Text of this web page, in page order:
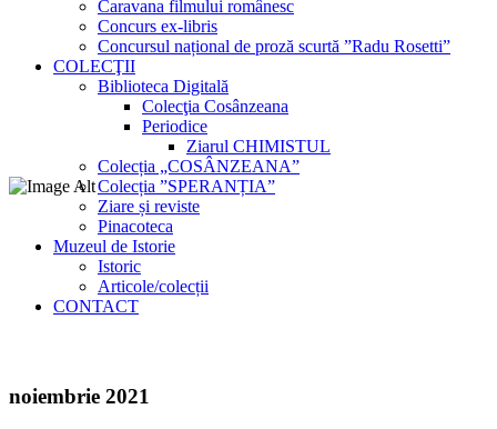
Caravana filmului românesc
Concurs ex-libris
Concursul național de proză scurtă ”Radu Rosetti”
COLECŢII
Biblioteca Digitală
Colecţia Cosânzeana
Periodice
Ziarul CHIMISTUL
Colecția „COSÂNZEANA”
Colecția ”SPERANȚIA”
Ziare și reviste
Pinacoteca
Muzeul de Istorie
Istoric
Articole/colecții
CONTACT
noiembrie 2021